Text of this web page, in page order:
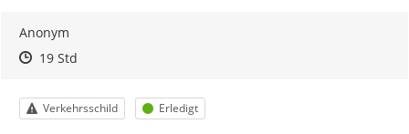
Anonym
Zeitpunkt des Erstellens
Zeitpunkt des Erstellens
19 StdZur Äußerung
Kategorie
Verkehrsschild Status
Erledigt